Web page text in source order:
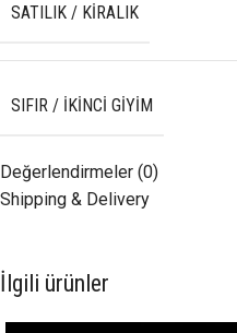
SATILIK / KIRALIK
SIFIR / İKINCI GIYIM
Değerlendirmeler (0)
Shipping & Delivery
İlgili ürünler